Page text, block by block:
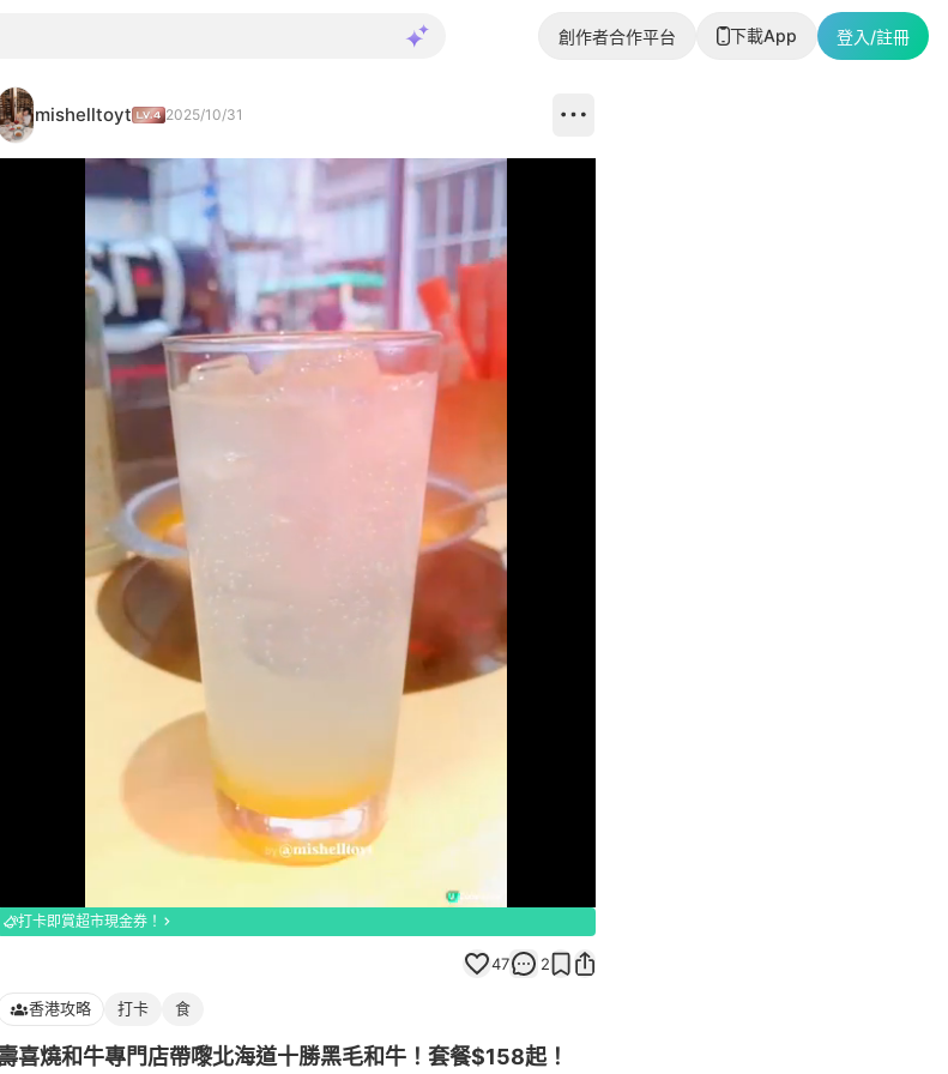
創作者合作平台 下載App 登入/註冊
mishelltoyt 2025/10/31
100.00%
打卡即賞超市現金券！
47 2
香港攻略 打卡 食
喜燒和牛專門店帶嚟北海道十勝黑毛和牛！套餐$158起！